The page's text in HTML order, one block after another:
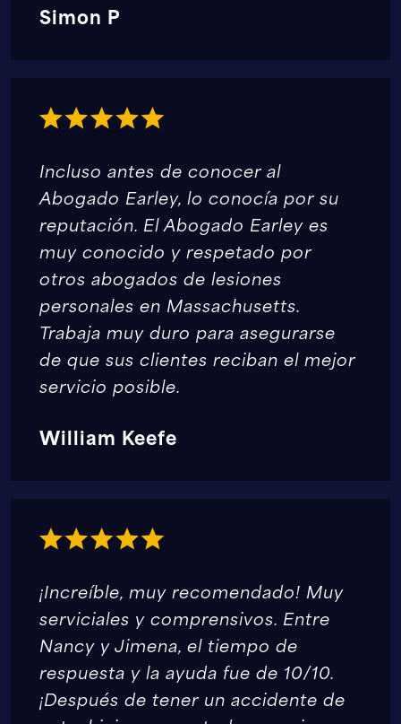
Simon P
Incluso antes de conocer al
Abogado Earley, lo conocía por su
reputación. El Abogado Earley es
muy conocido y respetado por
otros abogados de lesiones
personales en Massachusetts.
Trabaja muy duro para asegurarse
de que sus clientes reciban el mejor
servicio posible.
William Keefe
¡Increíble, muy recomendado! Muy
serviciales y comprensivos. Entre
Nancy y Jimena, el tiempo de
respuesta y la ayuda fue de 10/10.
¡Después de tener un accidente de